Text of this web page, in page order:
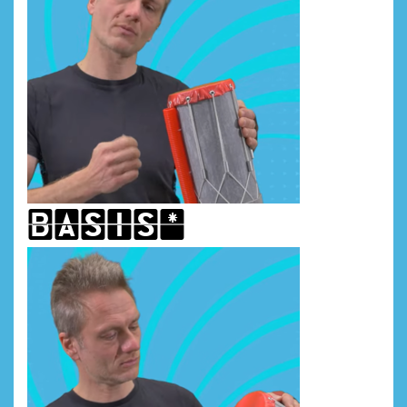
basis*